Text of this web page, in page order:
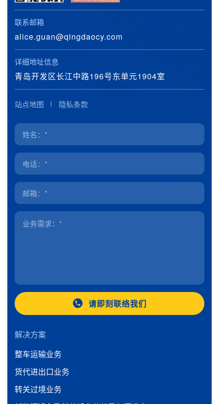
联系邮箱
alice.guan@qingdaocy.com
详细地址信息
青岛开发区长江中路196号东单元1904室
站点地图 隐私条款
请即刻联络我们
解决方案
整车运输业务
货代进出口业务
转关过境业务